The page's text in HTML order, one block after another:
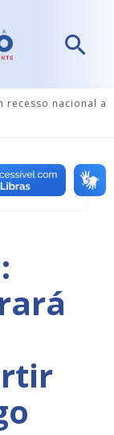
recesso nacional a